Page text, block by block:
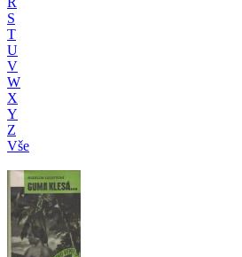
S
T
U
V
W
X
Y
Z
Vše